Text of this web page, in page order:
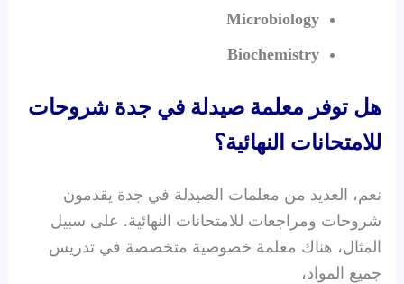
Microbiology
Biochemistry
هل توفر معلمة صيدلة في جدة شروحات
للامتحانات النهائية؟
نعم، العديد من معلمات الصيدلة في جدة يقدمون
شروحات ومراجعات للامتحانات النهائية. على سبيل
المثال، هناك معلمة خصوصية متخصصة في تدريس
جميع المواد،